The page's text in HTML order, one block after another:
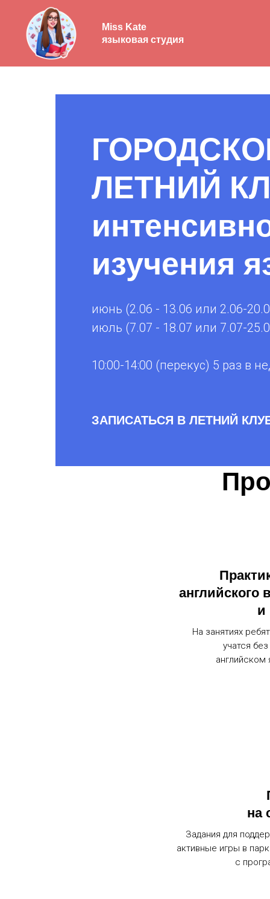
Miss Kate
языковая студия
ЛЕТНИЙ
изучения
июнь (2.06 - 13.06 или 2.06-
июль (7.07 - 18.07 или 7.07-
10:00-14:00 (перекус) 5 раз в
ЗАПИСАТЬСЯ В ЛЕТНИЙ
английского
и
На занятиях
учатся
английском
на
Задания для
активные игры в
с